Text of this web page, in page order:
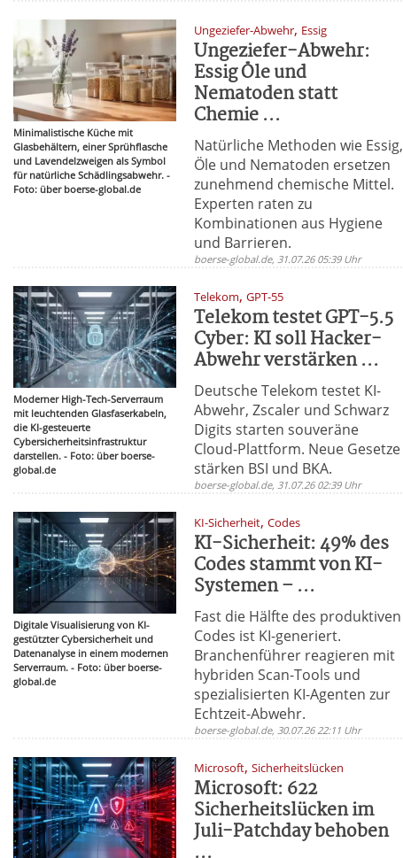
Minimalistische Küche mit
Glasbehältern, einer Sprühflasche
und Lavendelzweigen als Symbol
für natürliche Schädlingsabwehr. -
Foto: über boerse-global.de
Ungeziefer-Abwehr, Essig
Ungeziefer-Abwehr:
Essig Öle und
Nematoden statt
Chemie ...
Natürliche Methoden wie Essig,
Öle und Nematoden ersetzen
zunehmend chemische Mittel.
Experten raten zu
Kombinationen aus Hygiene
und Barrieren.
boerse-global.de, 31.07.26 05:39 Uhr
Moderner High-Tech-Serverraum
mit leuchtenden Glasfaserkabeln,
die KI-gesteuerte
Cybersicherheitsinfrastruktur
darstellen. - Foto: über boerse-
global.de
Telekom,GPT-55
Telekom testet GPT-5.5
Cyber: KI soll Hacker-
Abwehr verstärken ...
Deutsche Telekom testet KI-
Abwehr, Zscaler und Schwarz
Digits starten souveräne
Cloud-Plattform. Neue Gesetze
stärken BSI und BKA.
boerse-global.de, 31.07.26 02:39 Uhr
Digitale Visualisierung von KI-
gestützter Cybersicherheit und
Datenanalyse in einem modernen
Serverraum. - Foto: über boerse-
global.de
KI-Sicherheit,Codes
KI-Sicherheit: 49% des
Codes stammt von KI-
Systemen – ...
Fast die Hälfte des produktiven
Codes ist KI-generiert.
Branchenführer reagieren mit
hybriden Scan-Tools und
spezialisierten KI-Agenten zur
Echtzeit-Abwehr.
boerse-global.de, 30.07.26 22:11 Uhr
Microsoft,Sicherheitslücken
Microsoft: 622
Sicherheitslücken im
Juli-Patchday behoben